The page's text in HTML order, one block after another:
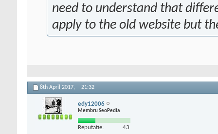
need to understand that
apply to the old website but
8th April 2017, 21:32
edy12006
Membru SeoPedia
Reputatie: 43